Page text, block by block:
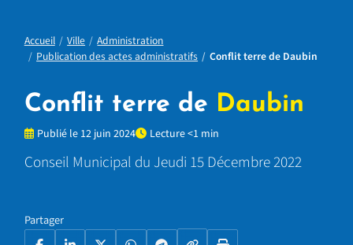
Accueil Ville
Administration
Publication des actes administratifs
Conflit terre de Daubin
Conflit terre de Daubin
Publié le 12 juin 2024 Lecture <1 min
Conseil Municipal du Jeudi 15 Décembre 2022
Partager